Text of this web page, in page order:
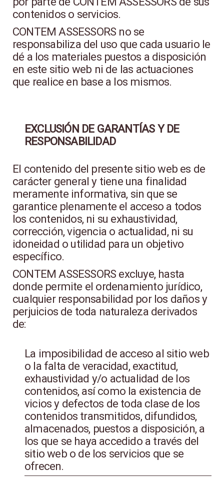
contenidos o servicios.
CONTEM ASSESSORS no se
responsabiliza del uso que cada usuario le
dé a los materiales puestos a disposición
en este sitio web ni de las actuaciones
que realice en base a los mismos.
EXCLUSIÓN DE GARANTÍAS Y DE
RESPONSABILIDAD
El contenido del presente sitio web es de
carácter general y tiene una finalidad
meramente informativa, sin que se
garantice plenamente el acceso a todos
los contenidos, ni su exhaustividad,
corrección, vigencia o actualidad, ni su
idoneidad o utilidad para un objetivo
específico.
CONTEM ASSESSORS excluye, hasta
donde permite el ordenamiento jurídico,
cualquier responsabilidad por los daños y
perjuicios de toda naturaleza derivados
de:
La imposibilidad de acceso al sitio web
o la falta de veracidad, exactitud,
exhaustividad y/o actualidad de los
contenidos, así como la existencia de
vicios y defectos de toda clase de los
contenidos transmitidos, difundidos,
almacenados, puestos a disposición, a
los que se haya accedido a través del
sitio web o de los servicios que se
ofrecen.